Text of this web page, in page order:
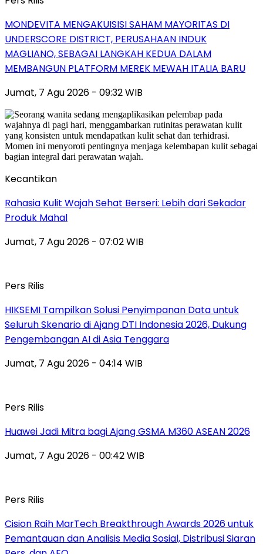
MONDEVITA MENGAKUISISI SAHAM MAYORITAS DI
UNDERSCORE DISTRICT, PERUSAHAAN INDUK
MAGLIANO, SEBAGAI LANGKAH KEDUA DALAM
MEMBANGUN PLATFORM MEREK MEWAH ITALIA BARU
Jumat, 7 Agu 2026 - 09:32 WIB
Kecantikan
Rahasia Kulit Wajah Sehat Berseri: Lebih dari Sekadar
Produk Mahal
Jumat, 7 Agu 2026 - 07:02 WIB
Pers Rilis
HIKSEMI Tampilkan Solusi Penyimpanan Data untuk
Seluruh Skenario di Ajang DTI Indonesia 2026, Dukung
Pengembangan AI di Asia Tenggara
Jumat, 7 Agu 2026 - 04:14 WIB
Pers Rilis
Huawei Jadi Mitra bagi Ajang GSMA M360 ASEAN 2026
Jumat, 7 Agu 2026 - 00:42 WIB
Pers Rilis
Cision Raih MarTech Breakthrough Awards 2026 untuk
Pemantauan dan Analisis Media Sosial, Distribusi Siaran